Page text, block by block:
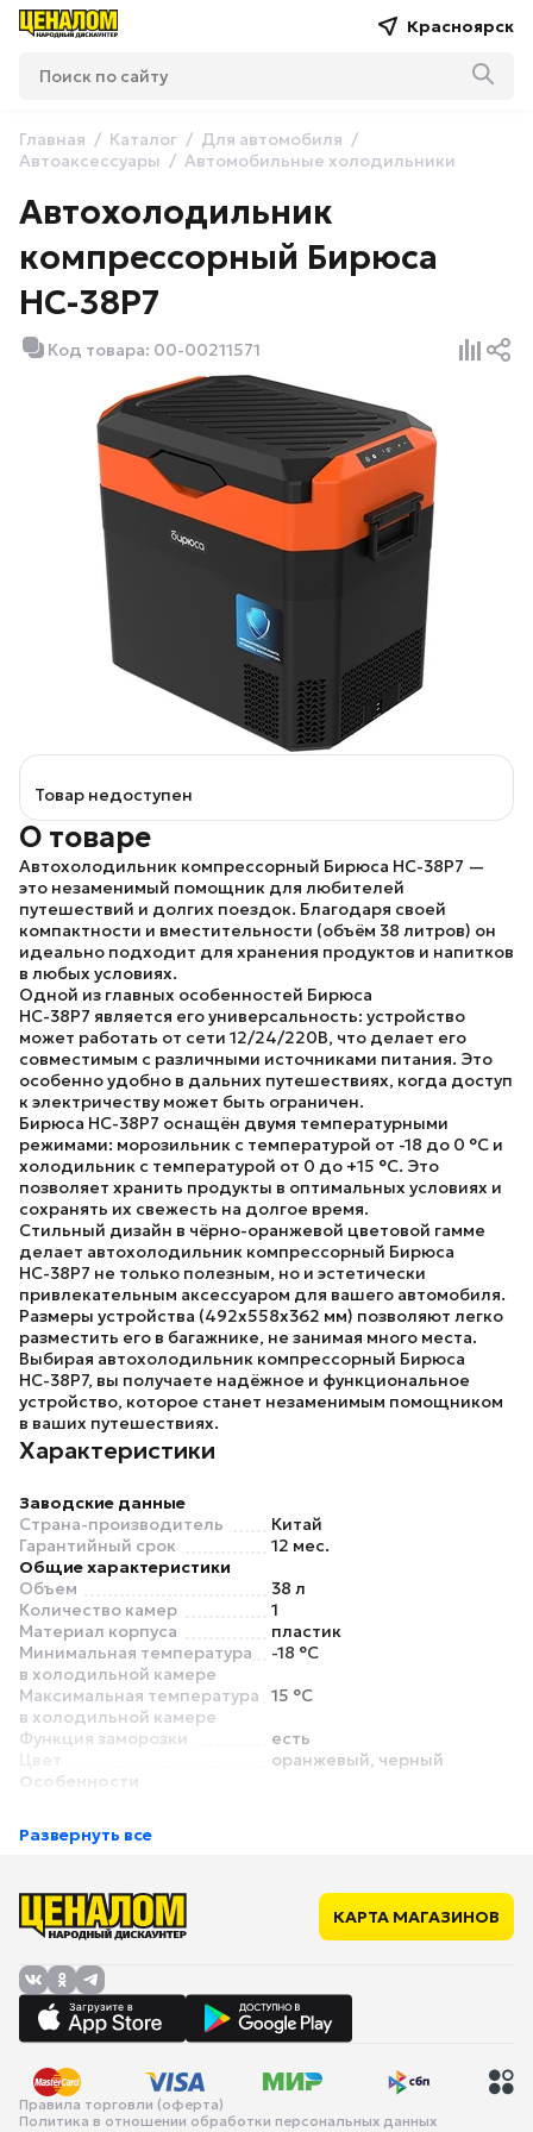
Красноярск
Главная Каталог
Для автомобиля
Автоаксессуары
Автомобильные холодильники
Автохолодильник
компрессорный Бирюса
НС-38P7
Код товара: 00-00211571
Товар недоступен
О товаре
Автохолодильник компрессорный Бирюса НС-38P7 —
это незаменимый помощник для любителей
путешествий и долгих поездок. Благодаря своей
компактности и вместительности (объём 38 литров) он
идеально подходит для хранения продуктов и напитков
в любых условиях.
Одной из главных особенностей Бирюса
НС-38P7 является его универсальность: устройство
может работать от сети 12/24/220В, что делает его
совместимым с различными источниками питания. Это
особенно удобно в дальних путешествиях, когда доступ
к электричеству может быть ограничен.
Бирюса НС-38P7 оснащён двумя температурными
режимами: морозильник с температурой от -18 до 0 °C и
холодильник с температурой от 0 до +15 °C. Это
позволяет хранить продукты в оптимальных условиях и
сохранять их свежесть на долгое время.
Стильный дизайн в чёрно-оранжевой цветовой гамме
делает автохолодильник компрессорный Бирюса
НС-38P7 не только полезным, но и эстетически
привлекательным аксессуаром для вашего автомобиля.
Размеры устройства (492х558х362 мм) позволяют легко
разместить его в багажнике, не занимая много места.
Выбирая автохолодильник компрессорный Бирюса
НС-38P7, вы получаете надёжное и функциональное
устройство, которое станет незаменимым помощником
в ваших путешествиях.
Характеристики
Заводские данные
Страна-производитель
Китай
Гарантийный срок
12 мес.
Общие характеристики
Объем
38 л
Количество камер
1
Материал корпуса
пластик
Минимальная температура
в холодильной камере
-18 °C
Максимальная температура
в холодильной камере
15 °C
Функция заморозки
есть
Цвет
оранжевый, черный
Особенности
Колеса для
Ручки для переноски
Питание
Питание
от прикуривателя, от сети,
Напряжение питания
Габариты и вес
Ширина
558 мм
Высота
492 мм
Вес
13.4 кг
Развернуть все
КАРТА МАГАЗИНОВ
Правила торговли (оферта)
Политика в отношении обработки персональных данных